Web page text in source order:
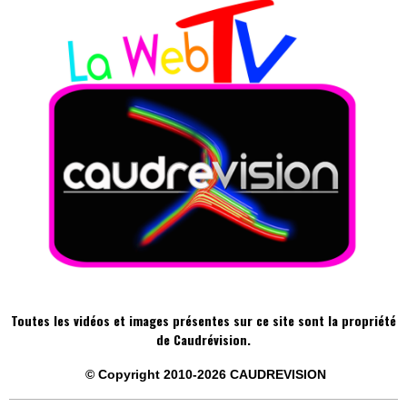
Toutes les vidéos et images présentes sur ce site sont la propriété
de Caudrévision.
© Copyright 2010-2026 CAUDREVISION